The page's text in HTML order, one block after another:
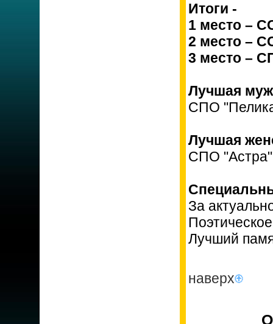
Итоги -
1 место –
2 место –
3 место –
Лучшая
СПО
Лучшая
СПО
За
Лучший
наверх